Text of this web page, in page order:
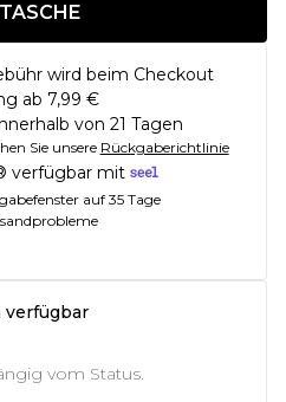
wird beim Checkout
ab 7,99 €
von 21 Tagen
Sie unsere Rückgaberichtlinie
verfügbar mit
auf 35 Tage
verfügbar
vom Status.